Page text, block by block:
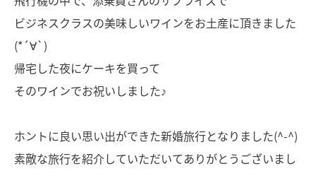
ビジネスクラスの美味しいワインをお土産に頂きました
(*´∀`)
帰宅した夜にケーキを買って
そのワインでお祝いしました♪
ホントに良い思い出ができた新婚旅行となりました(^-^)
素敵な旅行を紹介していただいてありがとうございまし